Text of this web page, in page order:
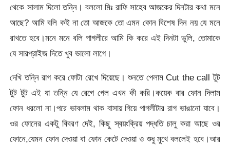
থেকে সালাম দিলো তন্নি। বললো মিঃ রাফি সাহেব আজকের দিনটার কথা মনে
আছে? আমি বলি কই না তো আজকে তো এমন কোন বিশেষ দিন নয় যে মনে
রাখতে হবে।মনে মনে বলি পাগলীরে আমি কি করে এই দিনটা ভুলি, তোমাকে
যে সারপ্রাইজ দিতে খুব ভালো লাগে।
দেখি তন্নি রাগ করে ফোটা রেখে দিয়েছে। শুনতে পেলাম Cut the call টুট
টুট টুট এই যা তন্নি যে রেগে গেল এখন কী করি।কয়েক বার ফোন দিলাম
ফোন ধরলো না।পরে ভাবলাম থাক বাসায় গিয়ে পাগলীটার রাগ ভাঙানো যাবে।
ওর ফোনের একটু বিবরণ দেই, কিছু স্বয়ংক্রিয় পদ্ধতি চালু করা আছে ওর
ফোনে,যেমন ফোন দেওয়া বা ফোন কেটে দেওয়া ও শুধু মুখে বললেই হবে।আর